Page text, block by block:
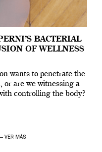
BACTERIAL
OF WELLNESS
wants to penetrate the
or are we witnessing a
controlling the body?
VER MÁS